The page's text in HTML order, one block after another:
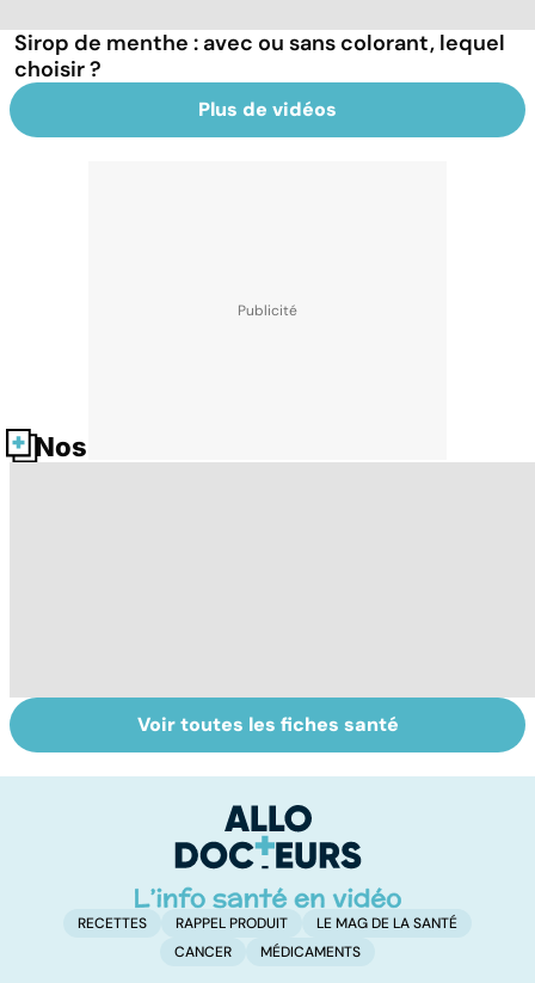
Sirop de menthe : avec ou sans colorant, lequel
choisir ?
Plus de vidéos
Nos fiches santé
Les agrumes et
leurs bienfaits
Alimentation :
mangeons-nous
protéines ?
Voir toutes les fiches santé
RECETTES RAPPEL PRODUIT
LE MAG DE LA SANTÉ
CANCER
MÉDICAMENTS